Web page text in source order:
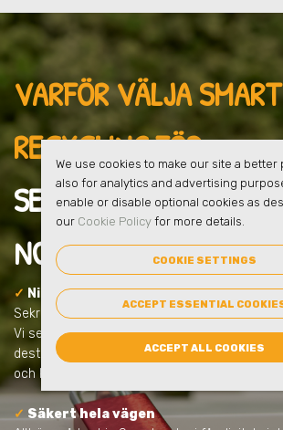
VARFÖR VÄLJA SMART
RECYCLING FÖR
NORRTÄLJE?
✓ Ni får en säker lösning från start
Sekretesshantering handlar om mer än att
Vi ser till att allt sker tryggt, låst och
destruktion. Allt anpassas efter ert behov
och krav.
✓ Säkert hela vägen
We use cookies to make our site a better
also for analytics and advertising
enable or disable optional cookies as
our Cookie Policyfor more details.
COOKIE SETTINGS
ACCEPT ESSENTIAL
ACCEPT ALL COOKIES